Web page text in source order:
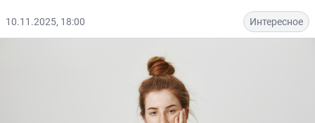
10.11.2025, 18:00 Интересное